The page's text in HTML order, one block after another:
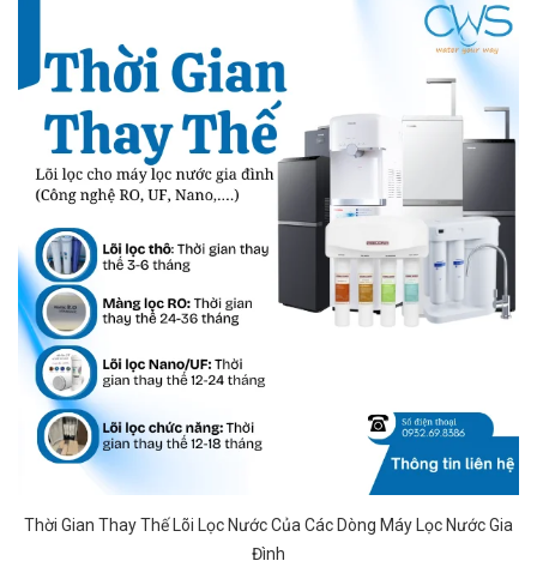
Thời Gian Thay Thế Lõi Lọc Nước Của Các Dòng Máy Lọc Nước Gia
Đình